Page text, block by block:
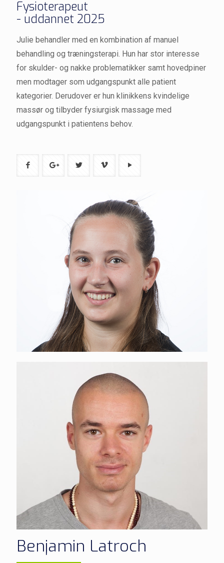
Fysioterapeut
- uddannet 2025
Julie behandler med en kombination af manuel
behandling og træningsterapi. Hun har stor interesse
for skulder- og nakke problematikker samt hovedpiner
men modtager som udgangspunkt alle patient
kategorier. Derudover er hun klinikkens kvindelige
massør og tilbyder fysiurgisk massage med
udgangspunkt i patientens behov.
Benjamin Latroch